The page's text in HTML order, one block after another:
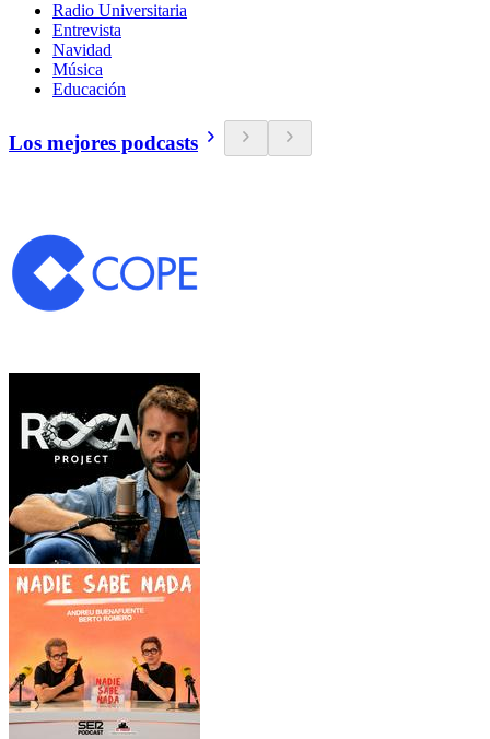
Radio Universitaria
Entrevista
Navidad
Música
Educación
Los mejores podcasts